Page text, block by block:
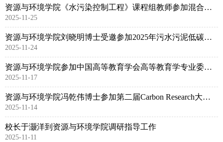
资源与环境学院《水污染控制工程》课程组教师参加混合式教学创新者联盟年会，赋能课程数智化建设
2025-11-25
资源与环境学院刘晓明博士受邀参加2025年污水污泥低碳处理与能源化利用创新技术研讨会并作汇报
2025-11-24
资源与环境学院参加中国高等教育学会高等教育学专业委员会2025年学术年会
2025-11-17
资源与环境学院冯乾伟博士参加第二届Carbon Research大会并作汇报
2025-11-14
校长于灏洋到资源与环境学院调研指导工作
2025-11-11